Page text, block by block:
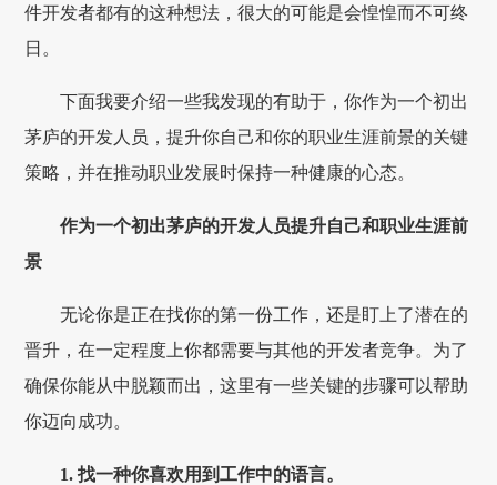
件开发者都有的这种想法，很大的可能是会惶惶而不可终
日。
下面我要介绍一些我发现的有助于，你作为一个初出
茅庐的开发人员，提升你自己和你的职业生涯前景的关键
策略，并在推动职业发展时保持一种健康的心态。
作为一个初出茅庐的开发人员提升自己和职业生涯前
景
无论你是正在找你的第一份工作，还是盯上了潜在的
晋升，在一定程度上你都需要与其他的开发者竞争。为了
确保你能从中脱颖而出，这里有一些关键的步骤可以帮助
你迈向成功。
1. 找一种你喜欢用到工作中的语言。